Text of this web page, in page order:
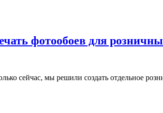
фотообоев для
сейчас, мы решили создать отдельное